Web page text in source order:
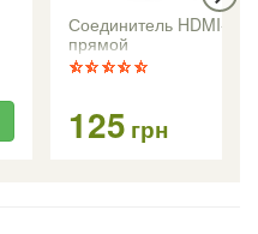
Соединитель HDMI-
прямой
125 грн